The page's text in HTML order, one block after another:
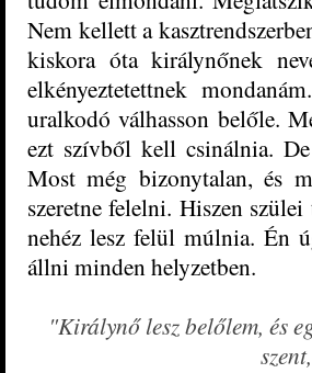
Nem kellett a
kiskora óta királynőnek
elkényeztetettnek
uralkodó válhasson belőle.
ezt szívből kell csinálnia.
Most még bizonytalan, és
szeretne felelni. Hiszen
nehéz lesz felül múlnia. Én
állni minden helyzetben.
"Királynő lesz belőlem, és